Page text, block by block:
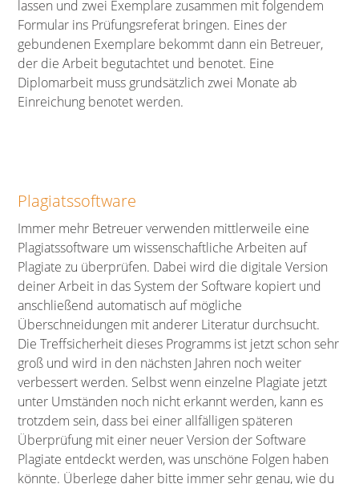
lassen und zwei Exemplare zusammen mit folgendem
Formular ins Prüfungsreferat bringen. Eines der
gebundenen Exemplare bekommt dann ein Betreuer,
der die Arbeit begutachtet und benotet. Eine
Diplomarbeit muss grundsätzlich zwei Monate ab
Einreichung benotet werden.
Plagiatssoftware
Immer mehr Betreuer verwenden mittlerweile eine
Plagiatssoftware um wissenschaftliche Arbeiten auf
Plagiate zu überprüfen. Dabei wird die digitale Version
deiner Arbeit in das System der Software kopiert und
anschließend automatisch auf mögliche
Überschneidungen mit anderer Literatur durchsucht.
Die Treffsicherheit dieses Programms ist jetzt schon sehr
groß und wird in den nächsten Jahren noch weiter
verbessert werden. Selbst wenn einzelne Plagiate jetzt
unter Umständen noch nicht erkannt werden, kann es
trotzdem sein, dass bei einer allfälligen späteren
Überprüfung mit einer neuer Version der Software
Plagiate entdeckt werden, was unschöne Folgen haben
könnte. Überlege daher bitte immer sehr genau, wie du